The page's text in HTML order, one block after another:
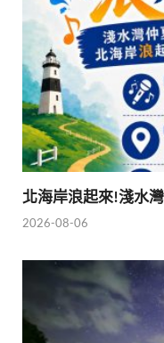
北海岸浪起來!淺水
2026-08-06